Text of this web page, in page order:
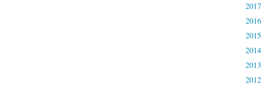
2017
2016
2015
2014
2013
2012